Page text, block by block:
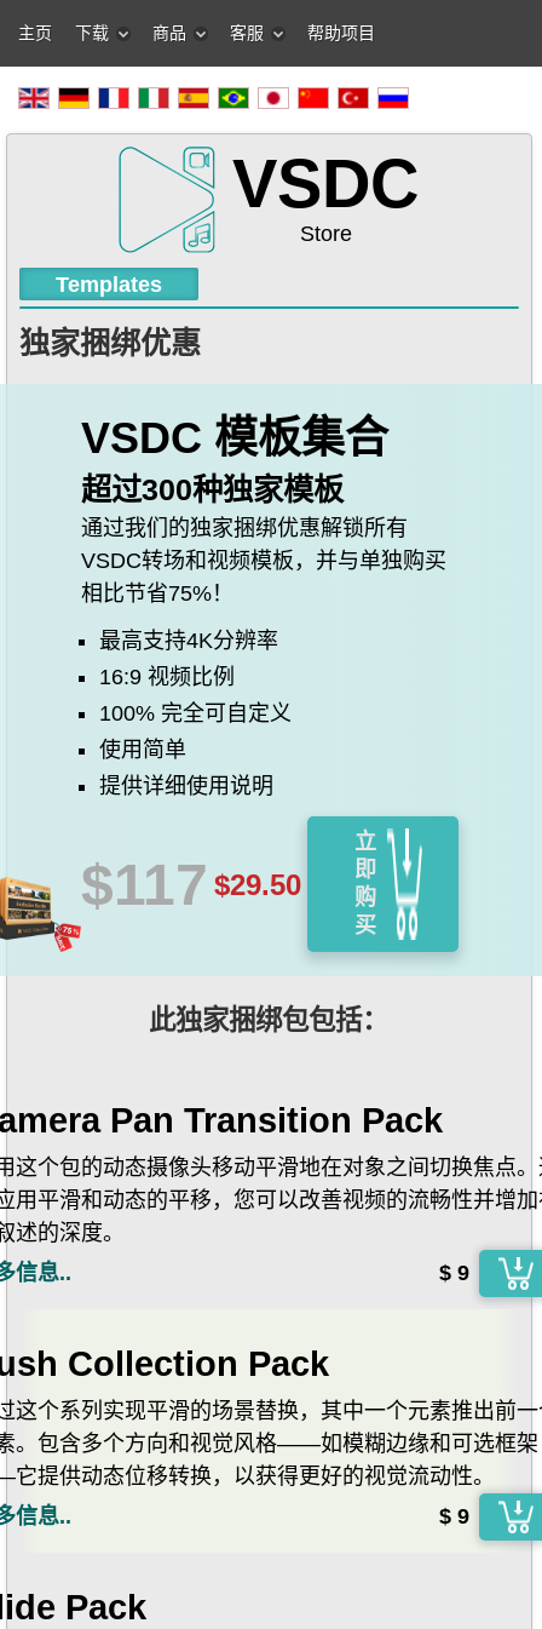
主页 下载 商品 客服 帮助项目
VSDC
Store
Templates
独家捆绑优惠
VSDC 模板集合
超过300种独家模板
通过我们的独家捆绑优惠解锁所有
VSDC转场和视频模板，并与单独购买
相比节省75%！
最高支持4K分辨率
16:9 视频比例
100% 完全可自定义
使用简单
提供详细使用说明
$117 $29.50
立
即
购
买
此独家捆绑包包括：
Pan Transition Pack
这个包的动态摄像头移动平滑地在对象之间切换焦点
用平滑和动态的平移，您可以改善视频的流畅性并增
述的深度。
信息..
$ 9
Collection Pack
这个系列实现平滑的场景替换，其中一个元素推出前
。包含多个方向和视觉风格——如模糊边缘和可选框架
提供动态位移转换，以获得更好的视觉流动性。
信息..
$ 9
Pack